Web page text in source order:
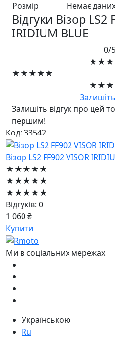
Розмір
Немає даних
Відгуки Візор LS2
IRIDIUM BLUE
0/5
★★★★★
Залишіть відгук про цей
першим!
Код: 33542
Візор LS2 FF902 VISOR
★★★★★
★★★★★
★★★★★
Відгуків: 0
1 060 ₴
Купити
Ми в соціальних мережах
Українською
Ru